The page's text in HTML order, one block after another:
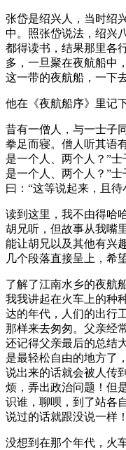
张岱是绍兴人，当时绍
中。照张岱说法，绍兴
都得读书，结果那里各
多，一旦聚在夜航船中
这一带的夜航船，一下
他在《夜航船序》里记
昔有一僧人，与一士子
拳足而寝。僧人听其语
是一个人、两个人？”
是一个人、两个人？”
曰：“这等说起来，且待
读到这里，我不由得哈
胡兄听，但故事从我嘴
能让胡兄以及其他有兴
几个段落直接呈上，希
了解了江南水乡的夜航
我我讲起在火车上的种
达的年代，人们的出行
那样来去匆匆。父亲经
还记得父亲最后的总结
是最轻松自由的地方了
说出来的话就会被人传
烦，弄出政治问题！但
识谁，聊呗，到了站各
说过的话就跟没说一样
没想到在那个年代，火